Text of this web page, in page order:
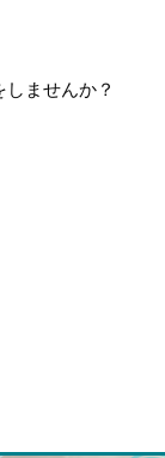
ませんか？